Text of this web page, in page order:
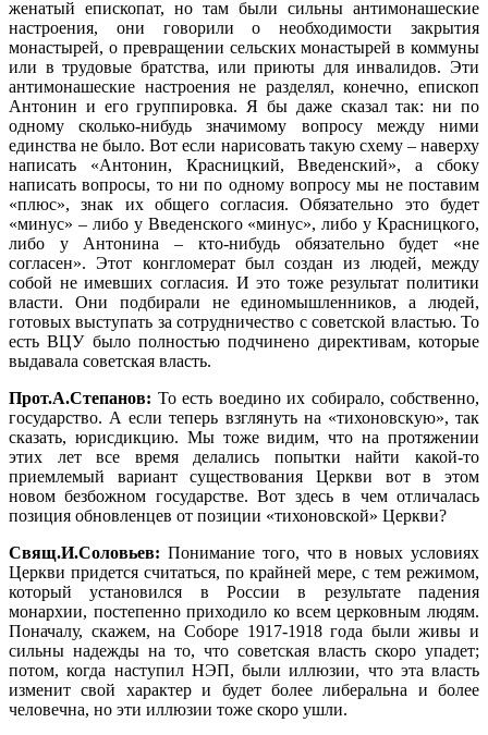
женатый епископат, но там были сильны антимонашеские
настроения, они говорили о необходимости закрытия
монастырей, о превращении сельских монастырей в коммуны
или в трудовые братства, или приюты для инвалидов. Эти
антимонашеские настроения не разделял, конечно, епископ
Антонин и его группировка. Я бы даже сказал так: ни по
одному сколько-нибудь значимому вопросу между ними
единства не было. Вот если нарисовать такую схему – наверху
написать «Антонин, Красницкий, Введенский», а сбоку
написать вопросы, то ни по одному вопросу мы не поставим
«плюс», знак их общего согласия. Обязательно это будет
«минус» – либо у Введенского «минус», либо у Красницкого,
либо у Антонина – кто-нибудь обязательно будет «не
согласен». Этот конгломерат был создан из людей, между
собой не имевших согласия. И это тоже результат политики
власти. Они подбирали не единомышленников, а людей,
готовых выступать за сотрудничество с советской властью. То
есть ВЦУ было полностью подчинено директивам, которые
выдавала советская власть.
Прот.А.Степанов: То есть воедино их собирало, собственно,
государство. А если теперь взглянуть на «тихоновскую», так
сказать, юрисдикцию. Мы тоже видим, что на протяжении
этих лет все время делались попытки найти какой-то
приемлемый вариант существования Церкви вот в этом
новом безбожном государстве. Вот здесь в чем отличалась
позиция обновленцев от позиции «тихоновской» Церкви?
Свящ.И.Соловьев: Понимание того, что в новых условиях
Церкви придется считаться, по крайней мере, с тем режимом,
который установился в России в результате падения
монархии, постепенно приходило ко всем церковным людям.
Поначалу, скажем, на Соборе 1917-1918 года были живы и
сильны надежды на то, что советская власть скоро упадет;
потом, когда наступил НЭП, были иллюзии, что эта власть
изменит свой характер и будет более либеральна и более
человечна, но эти иллюзии тоже скоро ушли.